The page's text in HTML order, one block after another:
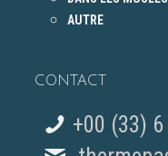
AUTRE
CONTACT
+00 (33)